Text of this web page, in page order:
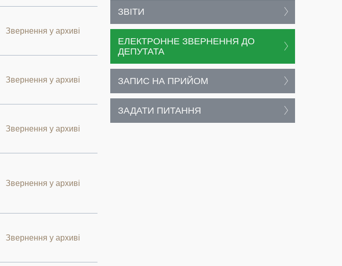
Звернення у архиві
Звернення у архиві
Звернення у архиві
Звернення у архиві
Звернення у архиві
ЗВІТИ
ЕЛЕКТРОННЕ ЗВЕРНЕННЯ ДО
ДЕПУТАТА
ЗАПИС НА ПРИЙОМ
ЗАДАТИ ПИТАННЯ